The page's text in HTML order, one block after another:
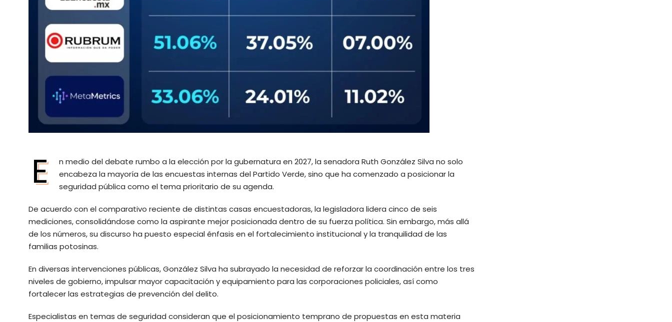
E
n medio del debate rumbo a la elección por la gubernatura en 2027, la senadora Ruth González Silva no solo
encabeza la mayoría de las encuestas internas del Partido Verde, sino que ha comenzado a posicionar la
seguridad pública como el tema prioritario de su agenda.
De acuerdo con el comparativo reciente de distintas casas encuestadoras, la legisladora lidera cinco de seis
mediciones, consolidándose como la aspirante mejor posicionada dentro de su fuerza política. Sin embargo, más allá
de los números, su discurso ha puesto especial énfasis en el fortalecimiento institucional y la tranquilidad de las
familias potosinas.
En diversas intervenciones públicas, González Silva ha subrayado la necesidad de reforzar la coordinación entre los tres
niveles de gobierno, impulsar mayor capacitación y equipamiento para las corporaciones policiales, así como
fortalecer las estrategias de prevención del delito.
Especialistas en temas de seguridad consideran que el posicionamiento temprano de propuestas en esta materia